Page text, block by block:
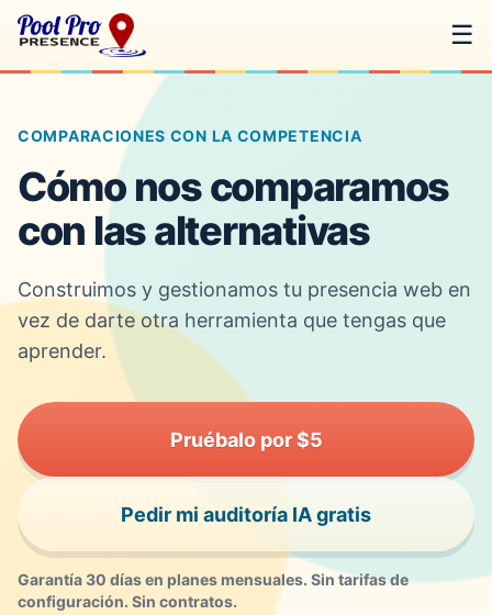
☰
COMPARACIONES CON LA COMPETENCIA
Cómo nos comparamos
con las alternativas
Construimos y gestionamos tu presencia web en
vez de darte otra herramienta que tengas que
aprender.
Pruébalo por $5
Pedir mi auditoría IA gratis
Garantía 30 días en planes mensuales. Sin tarifas de
configuración. Sin contratos.